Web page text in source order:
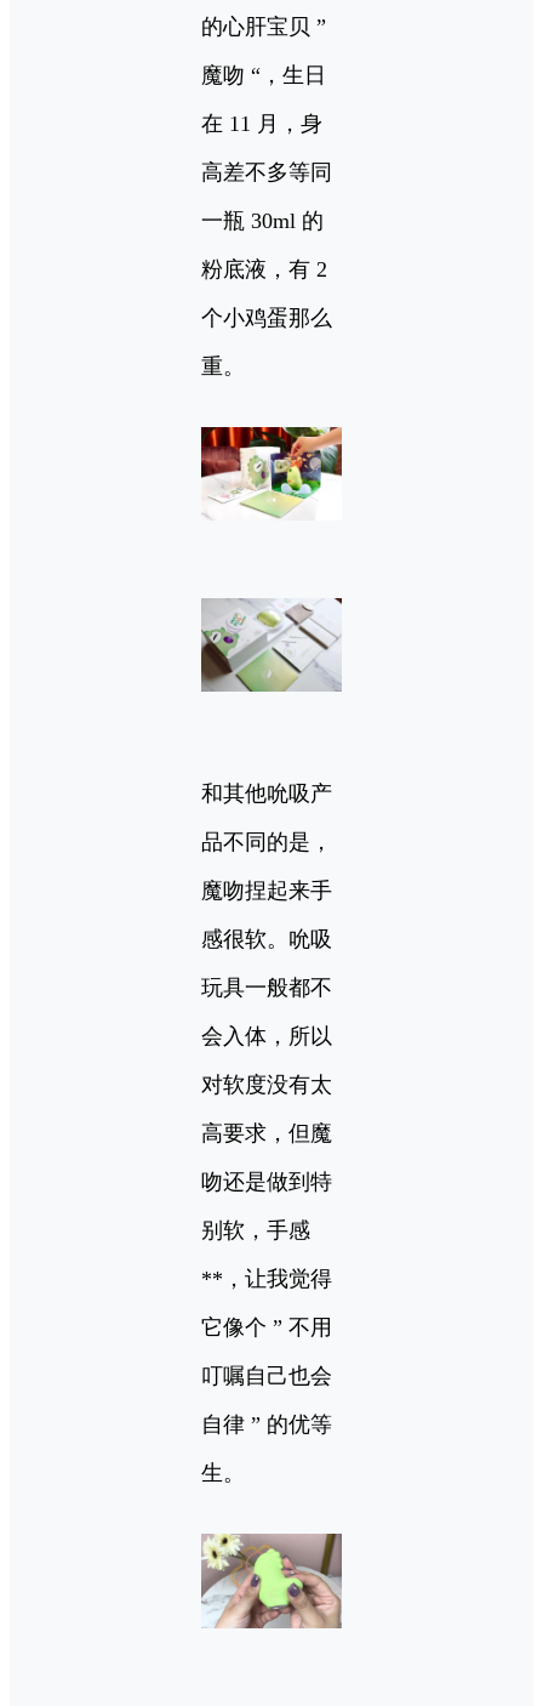
的心肝宝贝 ”
魔吻 “，生日
在 11 月，身
高差不多等同
一瓶 30ml 的
粉底液，有 2
个小鸡蛋那么
重。
和其他吮吸产
品不同的是，
魔吻捏起来手
感很软。吮吸
玩具一般都不
会入体，所以
对软度没有太
高要求，但魔
吻还是做到特
别软，手感
**，让我觉得
它像个 ” 不用
叮嘱自己也会
自律 ” 的优等
生。